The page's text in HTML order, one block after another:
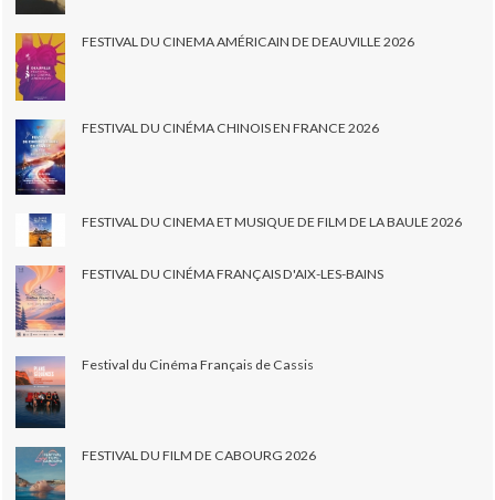
FESTIVAL DU CINEMA AMÉRICAIN DE DEAUVILLE 2026
FESTIVAL DU CINÉMA CHINOIS EN FRANCE 2026
FESTIVAL DU CINEMA ET MUSIQUE DE FILM DE LA BAULE 2026
FESTIVAL DU CINÉMA FRANÇAIS D'AIX-LES-BAINS
Festival du Cinéma Français de Cassis
FESTIVAL DU FILM DE CABOURG 2026